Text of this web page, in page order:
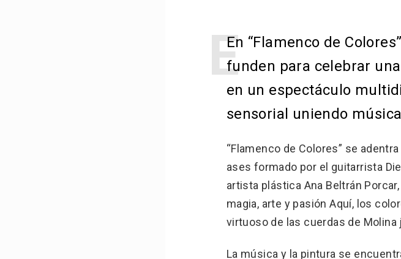
E
En “Flamenco de
funden para celebrar
en un espectáculo
sensorial uniendo
“Flamenco de Colores” se
ases formado por el guitarrista
artista plástica Ana Beltrán
magia, arte y pasión Aquí, los
virtuoso de las cuerdas de
La música y la pintura se